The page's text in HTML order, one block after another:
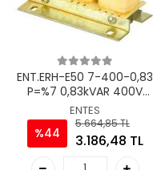
ENT.ERH-E50 7-400-0,83
P=%7 0,83kVAR 400V
Harmonik Filtre
ENTES
%44
5.664,85 TL
3.186,48 TL